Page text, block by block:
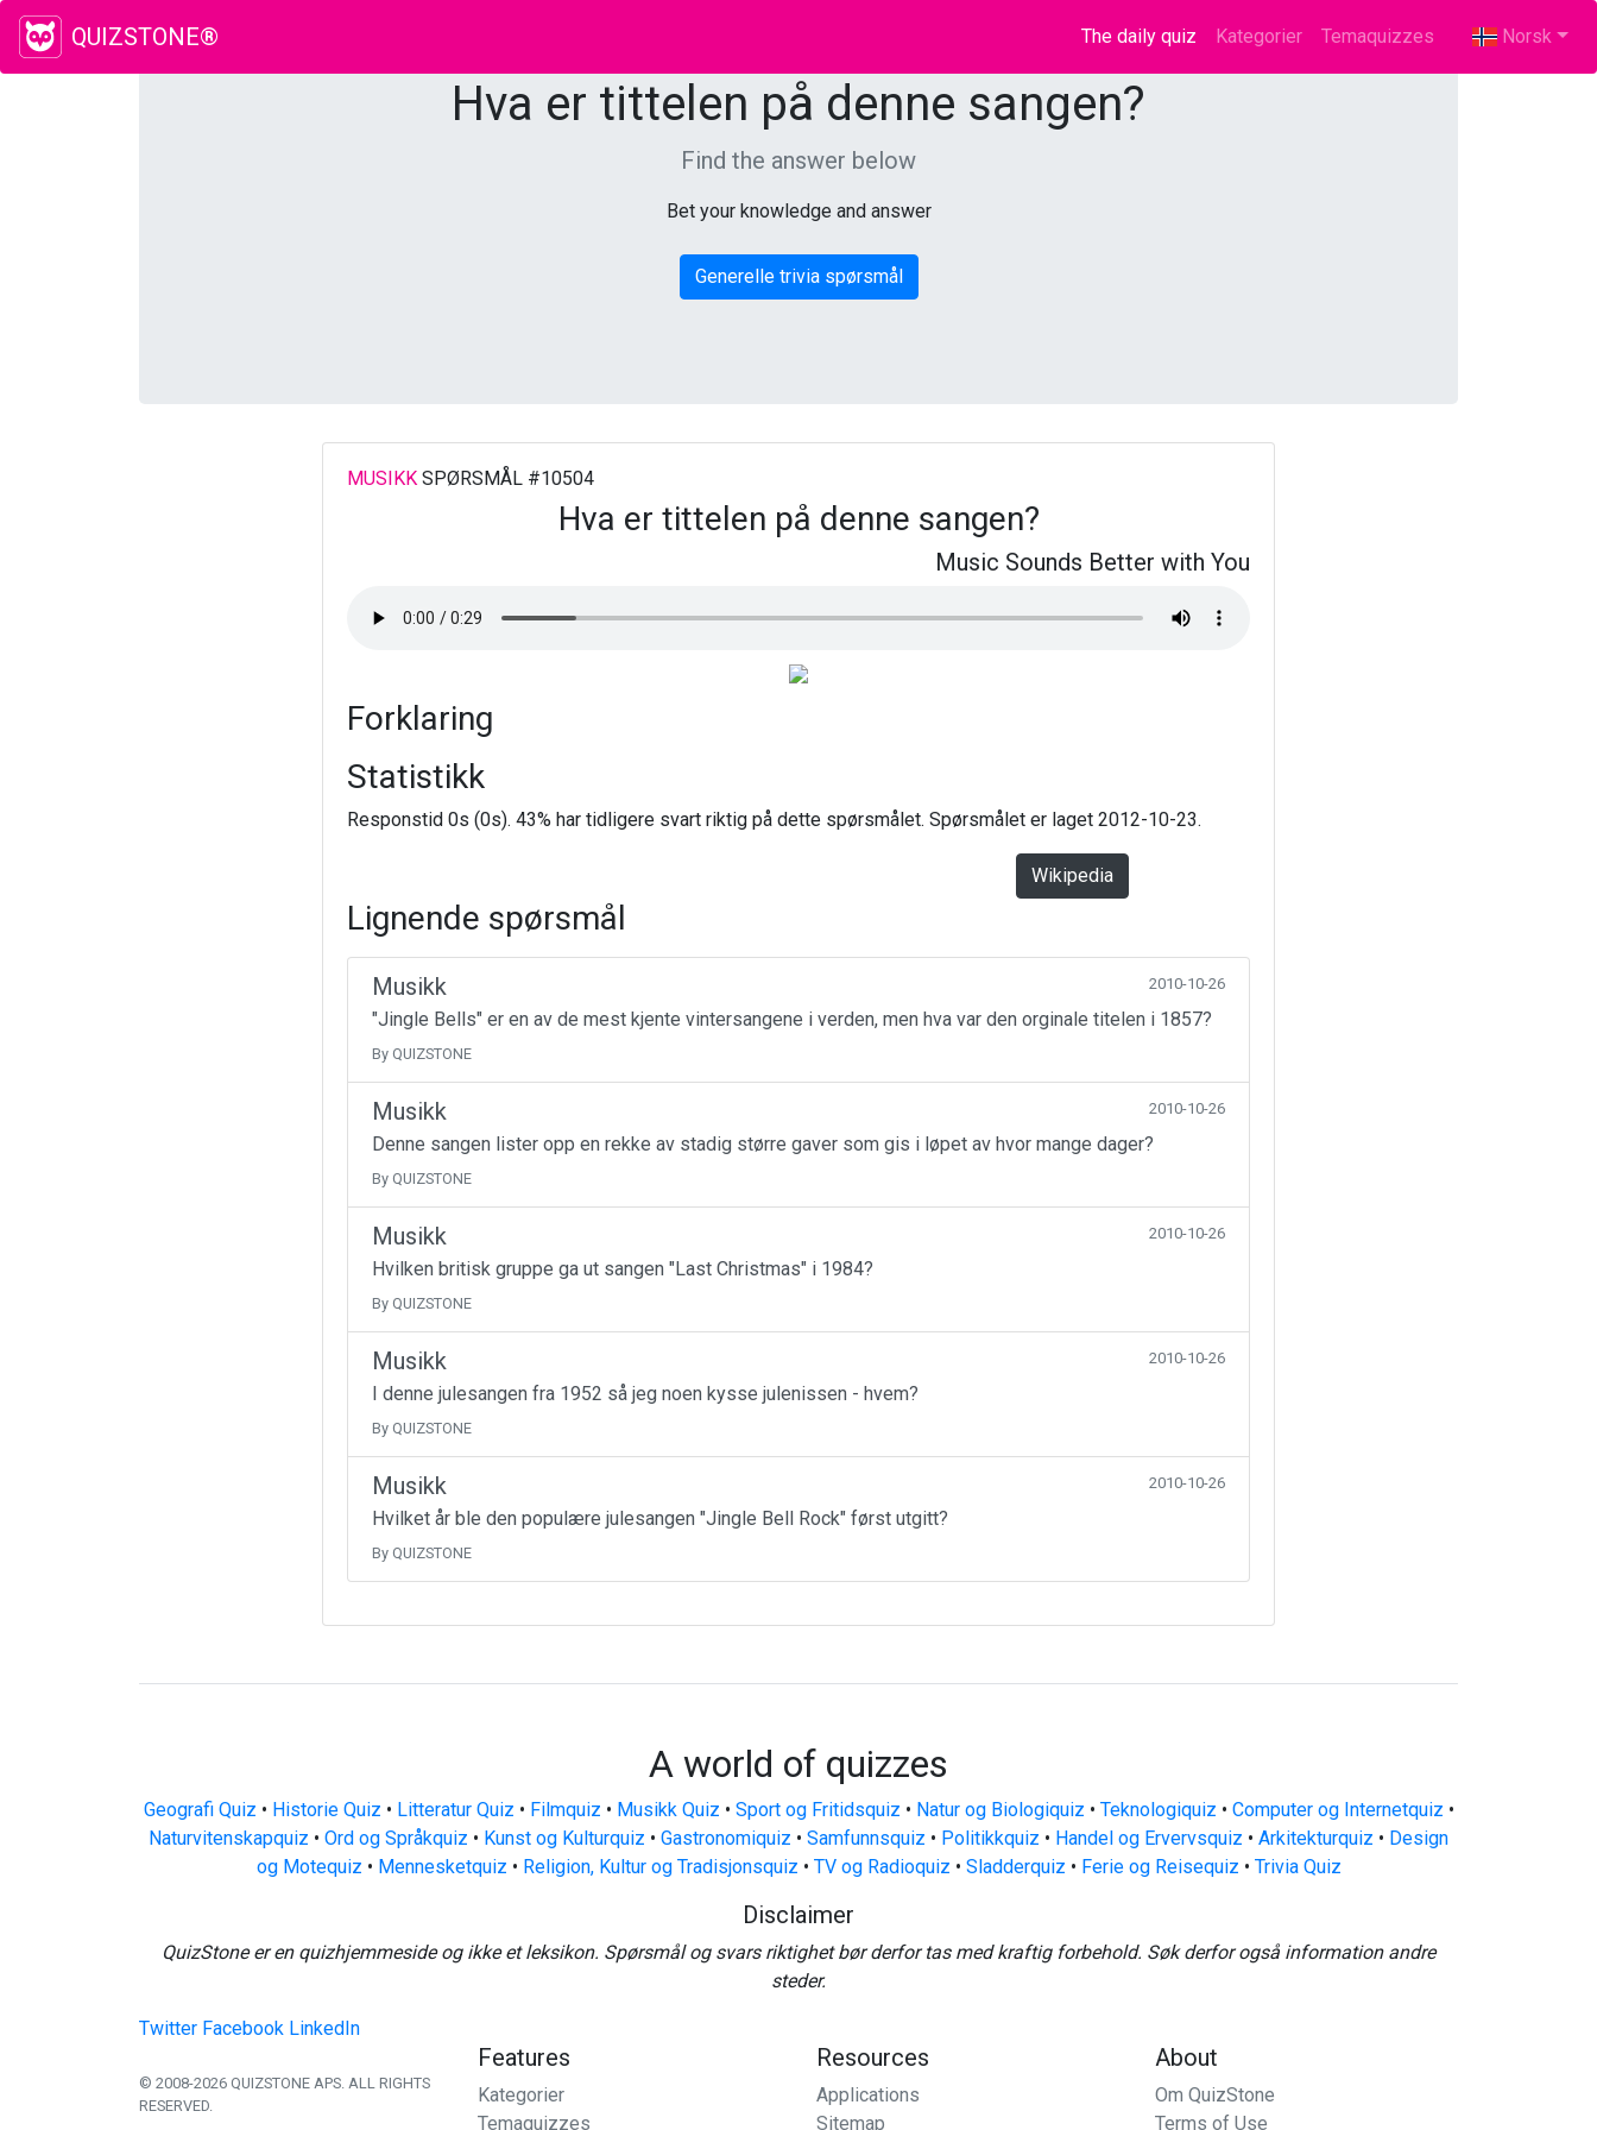
QUIZSTONE® The daily quiz (current)
Kategorier Temaquizzes Norsk
Hva er tittelen på denne sangen?
Find the answer below
Bet your knowledge and answer
Generelle trivia spørsmål
MUSIKKSPØRSMÅL #10504
Hva er tittelen på denne sangen?
Music Sounds Better with You
Forklaring
Statistikk
Responstid 0s (0s). 43% har tidligere svart riktig på dette spørsmålet. Spørsmålet er laget 2012-10-23.
Wikipedia
Lignende spørsmål
Musikk 2010-10-26
"Jingle Bells" er en av de mest kjente vintersangene i verden, men hva var den orginale titelen i 1857?
By QUIZSTONE
Musikk 2010-10-26
Denne sangen lister opp en rekke av stadig større gaver som gis i løpet av hvor mange dager?
By QUIZSTONE
Musikk 2010-10-26
Hvilken britisk gruppe ga ut sangen "Last Christmas" i 1984?
By QUIZSTONE
Musikk 2010-10-26
I denne julesangen fra 1952 så jeg noen kysse julenissen - hvem?
By QUIZSTONE
Musikk 2010-10-26
Hvilket år ble den populære julesangen "Jingle Bell Rock" først utgitt?
By QUIZSTONE
A world of quizzes
Geografi Quiz • Historie Quiz • Litteratur Quiz • Filmquiz • Musikk Quiz • Sport og Fritidsquiz • Natur og Biologiquiz • Teknologiquiz • Computer og Internetquiz •
Naturvitenskapquiz • Ord og Språkquiz • Kunst og Kulturquiz • Gastronomiquiz • Samfunnsquiz • Politikkquiz • Handel og Ervervsquiz • Arkitekturquiz • Design
og Motequiz • Mennesketquiz • Religion, Kultur og Tradisjonsquiz • TV og Radioquiz • Sladderquiz • Ferie og Reisequiz • Trivia Quiz
Disclaimer
QuizStone er en quizhjemmeside og ikke et leksikon. Spørsmål og svars riktighet bør derfor tas med kraftig forbehold. Søk derfor også information andre
steder.
Twitter Facebook LinkedIn
© 2008-2026 QUIZSTONE APS. ALL RIGHTS
RESERVED.
Features
Kategorier
Temaquizzes
Resources
Applications
Sitemap
About
Om QuizStone
Terms of Use